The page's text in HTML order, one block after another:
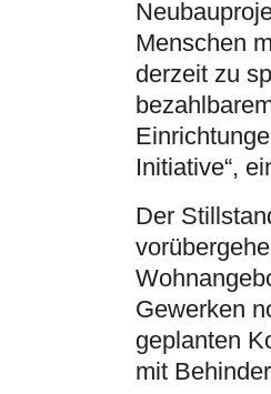
Menschen
derzeit zu
Initiative“,
Der
Gewerken
geplanten
mit